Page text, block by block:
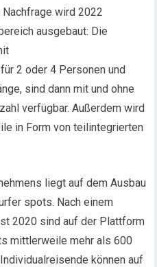
Nachfrage wird 2022
ausgebaut: Die
2 oder 4 Personen und
sind dann mit und ohne
verfügbar. Außerdem wird
in Form von teilintegrierten
liegt auf dem Ausbau
spots. Nach einem
2020 sind auf der Plattform
mittlerweile mehr als 600
können auf